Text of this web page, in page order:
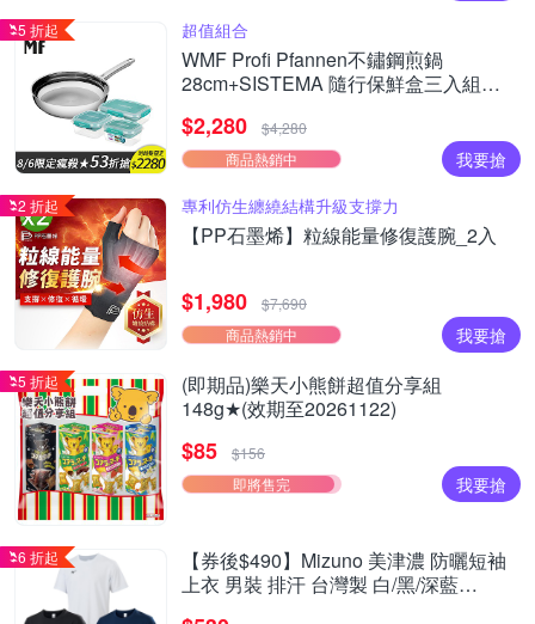
5 折起 超值組合
WMF Profi Pfannen不鏽鋼煎鍋
28cm+SISTEMA 隨行保鮮盒三入組
$2,280
$4,280
商品熱銷中
我要搶
2 折起 專利仿生纏繞結構升級支撐力
【PP石墨烯】粒線能量修復護腕_2入
$1,980
$7,690
商品熱銷中
我要搶
5 折起
(即期品)樂天小熊餅超值分享組
148g★(效期至20261122)
$85
$156
即將售完
我要搶
6 折起
【券後$490】Mizuno 美津濃 防曬短袖
上衣 男裝 排汗 台灣製 白/黑/深藍